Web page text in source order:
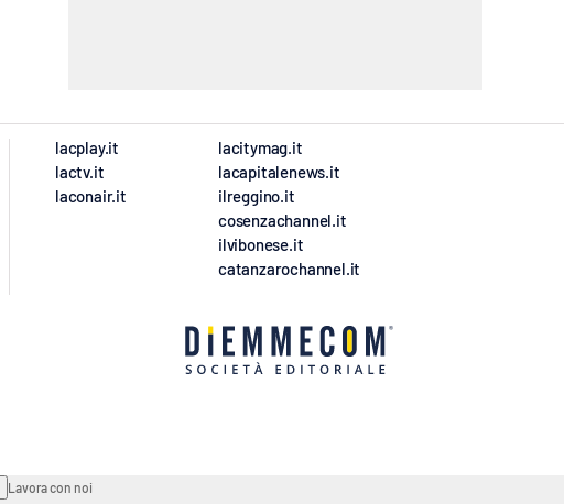
lacplay.it
lactv.it
laconair.it
lacitymag.it
lacapitalenews.it
ilreggino.it
cosenzachannel.it
ilvibonese.it
catanzarochannel.it
Lavora con noi